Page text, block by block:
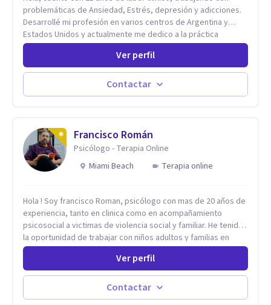
problemáticas de Ansiedad, Estrés, depresión y adicciones.
Desarrollé mi profesión en varios centros de Argentina y
Estados Unidos y actualmente me dedico a la práctica
privada. Utilizo terapias cognitivas conductuales basadas en
evidencia científica con comprobados resultados. Los
objetivos terapéuticos están centrados en brindar
herramientas concretas para el cambio, que permitan
desarrollar nuevas habilidades y estrategias basadas en la
Ver perfil
Contactar
Francisco Román
Psicólogo - Terapia Online
Miami Beach
Terapia online
Hola ! Soy francisco Roman, psicólogo con mas de 20 años de
experiencia, tanto en clinica como en acompañamiento
psicosocial a victimas de violencia social y familiar. He tenido
la oportunidad de trabajar con niños adultos y familias en
todos los espacios y esto me ha dado un una variedad de
aprendizajes que ahora pongo a tu disposicion. En la
actualidad puedo atenderte de manera presencial y/o virtual,
de lunes a sabado. el costo de cada sesión lo acordamos en
el primer contacto
Ver perfil
Contactar